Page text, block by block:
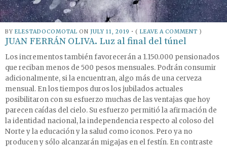
BY ELESTADOCOMOTAL ON JULY 11, 2019 • ( LEAVE A COMMENT )
JUAN FERRÁN OLIVA. Luz al final del túnel
Los incrementos también favorecerán a 1.150.000 pensionados
que reciban menos de 500 pesos mensuales. Podrán consumir
adicionalmente, si la encuentran, algo más de una cerveza
mensual. En los tiempos duros los jubilados actuales
posibilitaron con su esfuerzo muchas de las ventajas que hoy
parecen caídas del cielo. Su esfuerzo permitió la afirmación de
la identidad nacional, la independencia respecto al coloso del
Norte y la educación y la salud como iconos. Pero ya no
producen y sólo alcanzarán migajas en el festín. En contraste